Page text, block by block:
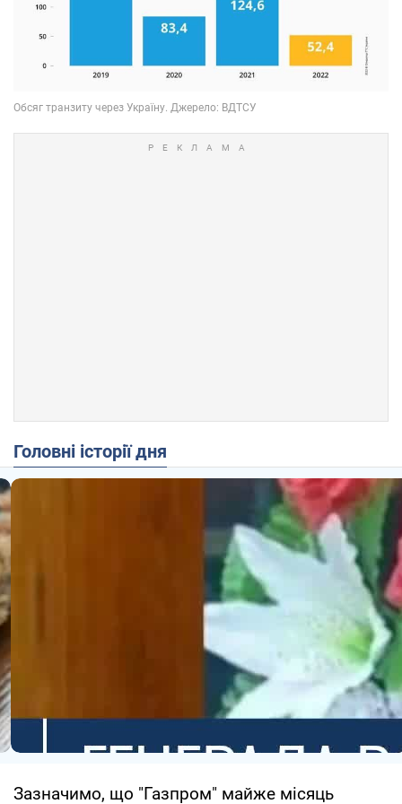
Головні історії дня
Зазначимо, що "Газпром" майже місяць